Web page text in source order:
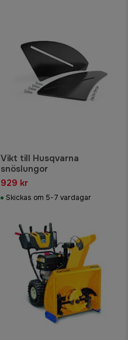
Vikt till Husqvarna
snöslungor
929 kr
Skickas om 5-7 vardagar